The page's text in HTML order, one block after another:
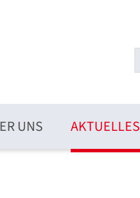
UNS AKTUELLES